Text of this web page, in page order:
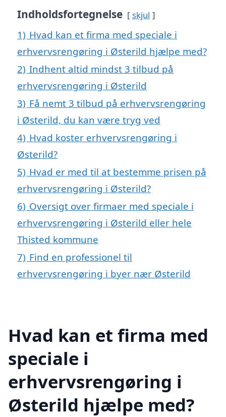
Indholdsfortegnelse skjul
1) Hvad kan et firma med speciale i
erhvervsrengøring i Østerild hjælpe med?
2) Indhent altid mindst 3 tilbud på
erhvervsrengøring i Østerild
3) Få nemt 3 tilbud på erhvervsrengøring
i Østerild, du kan være tryg ved
4) Hvad koster erhvervsrengøring i
Østerild?
5) Hvad er med til at bestemme prisen på
erhvervsrengøring i Østerild?
6) Oversigt over firmaer med speciale i
erhvervsrengøring i Østerild eller hele
Thisted kommune
7) Find en professionel til
erhvervsrengøring i byer nær Østerild
Hvad kan et firma med
speciale i
erhvervsrengøring i
Østerild hjælpe med?